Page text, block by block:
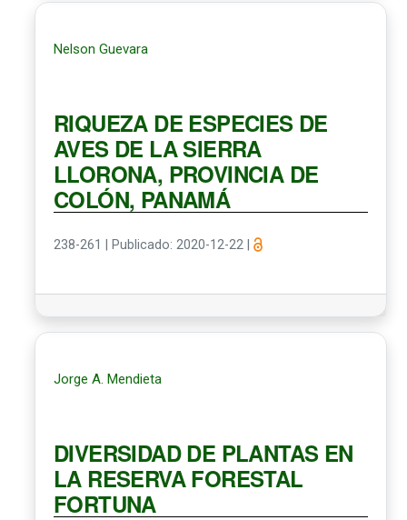
Nelson Guevara
RIQUEZA DE ESPECIES DE
AVES DE LA SIERRA
LLORONA, PROVINCIA DE
COLÓN, PANAMÁ
238-261 Publicado: 2020-12-22
Jorge A. Mendieta
DIVERSIDAD DE PLANTAS EN
LA RESERVA FORESTAL
FORTUNA